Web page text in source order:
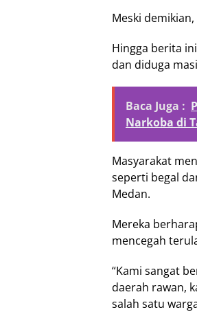
Meski
Hingga berita
dan diduga
Baca Juga :
Narkoba di
Masyarakat
seperti begal
Medan.
Mereka
mencegah
“Kami sangat
daerah rawan,
salah satu